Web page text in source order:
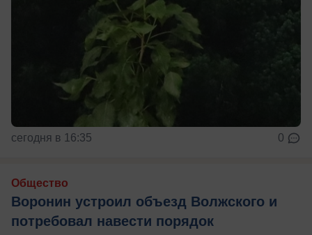
сегодня в 16:35 0
Общество
Воронин устроил объезд Волжского и
потребовал навести порядок